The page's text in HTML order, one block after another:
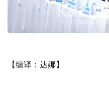
【编译：达娜】